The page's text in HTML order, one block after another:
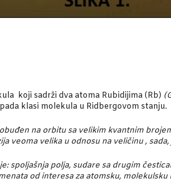
koji sadrži dva atoma Rubidijima (Rb)
klasi molekula u Ridbergovom stanju.
na orbitu sa velikim kvantnim
veoma velika u odnosu na veličinu ,
spoljašnja polja, sudare sa drugim
od interesa za atomsku,